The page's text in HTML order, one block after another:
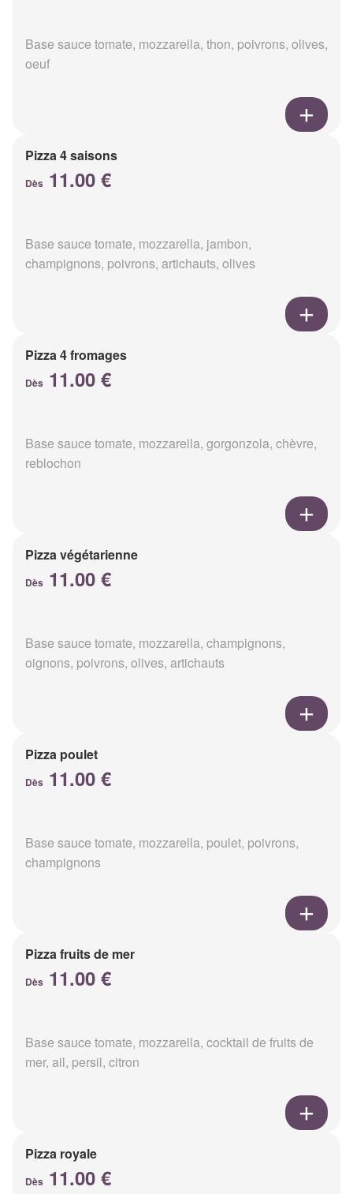
Base sauce tomate, mozzarella, thon, poivrons, olives,
oeuf
Pizza 4 saisons
Dès 11.00 €
Base sauce tomate, mozzarella, jambon,
champignons, poivrons, artichauts, olives
Pizza 4 fromages
Dès 11.00 €
Base sauce tomate, mozzarella, gorgonzola, chèvre,
reblochon
Pizza végétarienne
Dès 11.00 €
Base sauce tomate, mozzarella, champignons,
oignons, poivrons, olives, artichauts
Pizza poulet
Dès 11.00 €
Base sauce tomate, mozzarella, poulet, poivrons,
champignons
Pizza fruits de mer
Dès 11.00 €
Base sauce tomate, mozzarella, cocktail de fruits de
mer, ail, persil, citron
Pizza royale
Dès 11.00 €